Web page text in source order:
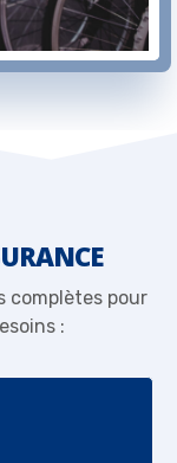
complètes pour
: